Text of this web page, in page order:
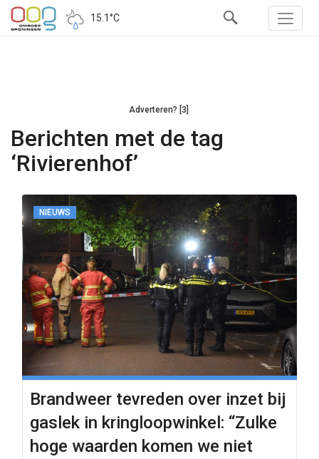
15.1°C
Adverteren? [3]
Berichten met de tag
‘Rivierenhof’
NIEUWS
Brandweer tevreden over inzet bij
gaslek in kringloopwinkel: “Zulke
hoge waarden komen we niet